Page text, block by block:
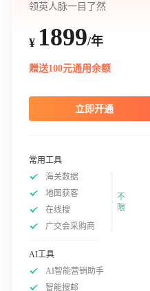
领英人脉一目了然
¥ 1899/年
赠送100元通用余额
立即开通
常用工具
海关数据
地图获客
在线搜
广交会采购商
不
限
AI工具
AI智能营销助手
智能搜邮